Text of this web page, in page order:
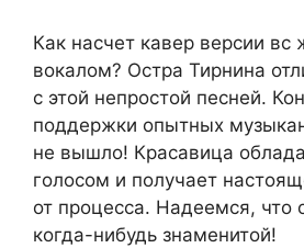
Как насчет кавер версии вс
вокалом? Остра Тирнина
с этой непростой песней.
поддержки опытных
не вышло! Красавица
голосом и получает
от процесса. Надеемся, что
когда-нибудь знаменитой!